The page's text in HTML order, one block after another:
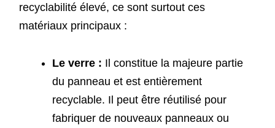
recyclabilité élevé, ce sont surtout ces
matériaux principaux :
Le verre : Il constitue la majeure partie
du panneau et est entièrement
recyclable. Il peut être réutilisé pour
fabriquer de nouveaux panneaux ou